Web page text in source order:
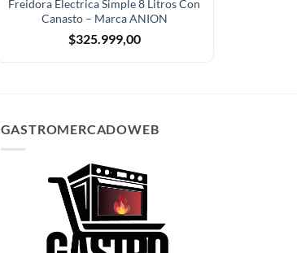
Freidora Electrica Simple 8 Litros Con
Canasto – Marca ANION
$325.999,00
GASTROMERCADOWEB